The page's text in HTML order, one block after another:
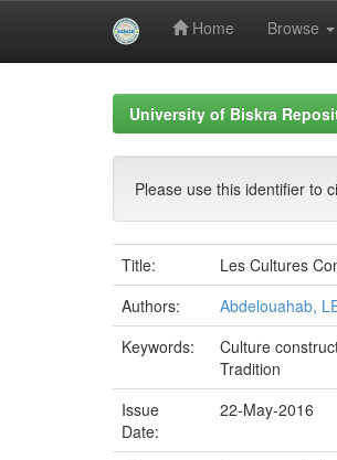
Home Browse
University of Biskra
Please use this identifier to
Title:
Les Cultures
Authors:
Abdelouahab,
Keywords:
Culture
Tradition
Issue
Date:
22-May-2016